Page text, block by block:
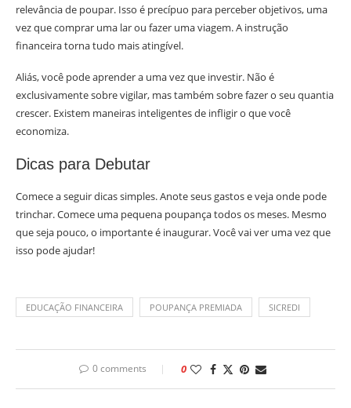
relevância de poupar. Isso é precípuo para perceber objetivos, uma
vez que comprar uma lar ou fazer uma viagem. A instrução
financeira torna tudo mais atingível.
Aliás, você pode aprender a uma vez que investir. Não é
exclusivamente sobre vigilar, mas também sobre fazer o seu quantia
crescer. Existem maneiras inteligentes de infligir o que você
economiza.
Dicas para Debutar
Comece a seguir dicas simples. Anote seus gastos e veja onde pode
trinchar. Comece uma pequena poupança todos os meses. Mesmo
que seja pouco, o importante é inaugurar. Você vai ver uma vez que
isso pode ajudar!
EDUCAÇÃO FINANCEIRA POUPANÇA PREMIADA SICREDI
0 comments 0